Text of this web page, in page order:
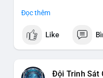
📰 Nguồn: Decrypt
#vlikevn #titanbot
📰 Nguồn: Cointelegraph
Đọc thêm
Like
Đội Trinh Sát